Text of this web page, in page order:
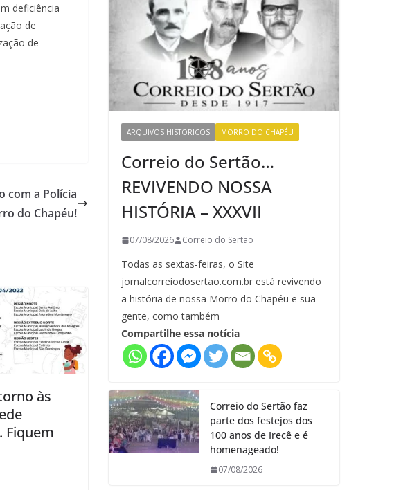
deficiência
de
de
com a Polícia
do Chapéu!
às
Fiquem
ARQUIVOS HISTORICOS MORRO DO CHAPÉU
Correio do Sertão…
REVIVENDO NOSSA
HISTÓRIA – XXXVII
07/08/2026 Correio do Sertão
Todas as sextas-feiras, o Site
jornalcorreiodosertao.com.br está revivendo
a história de nossa Morro do Chapéu e sua
gente, como também
Compartilhe essa notícia
Correio do Sertão faz
parte dos festejos dos
100 anos de Irecê e é
homenageado!
07/08/2026